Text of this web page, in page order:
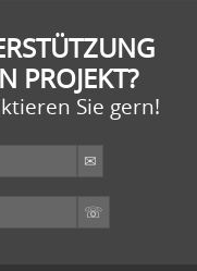
PROJEKT?
Sie gern!